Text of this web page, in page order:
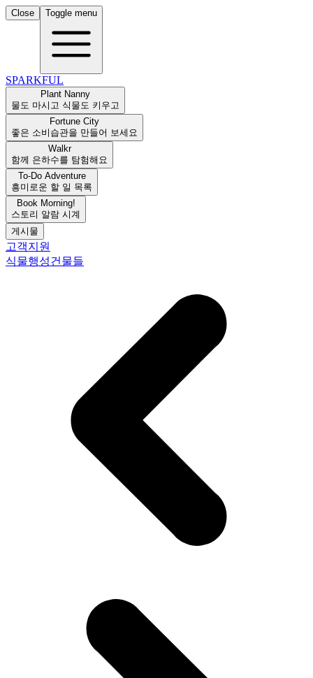
Close Toggle menu
SPARKFUL
Plant Nanny
물도 마시고 식물도 키우고
Fortune City
좋은 소비습관을 만들어 보세요
Walkr
함께 은하수를 탐험해요
To-Do Adventure
흥미로운 할 일 목록
Book Morning!
스토리 알람 시계
게시물
고객지원
식물행성건물들